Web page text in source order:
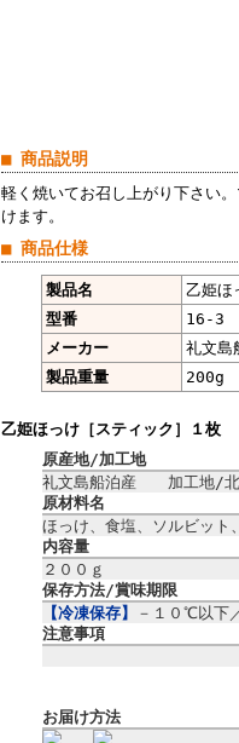
■ 商品説明
軽く焼いてお召し上がり下さい
けます。
■ 商品仕様
製品名
乙姫ほ
型番
16-3
メーカー
礼文島
製品重量
200g
乙姫ほっけ［スティック］１枚
原産地/加工地
礼文島船泊産 加工地/北
原材料名
ほっけ、食塩、ソルビット
内容量
２００ｇ
保存方法/賞味期限
【冷凍保存】
－１０℃以
注意事項
お届け方法